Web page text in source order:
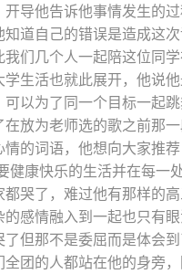
导他告诉他事情发生的
道自己的错误是造成这
们几个人一起陪这位同
生活也就此展开，他说
以为了同一个目标一起
放为老师选的歌之前那
的词语，他想向大家推
健康快乐的生活并在每一
哭了，难过他有那样的
感情融入到一起也只有
但那不是委屈而是体会
团的人都站在他的身旁